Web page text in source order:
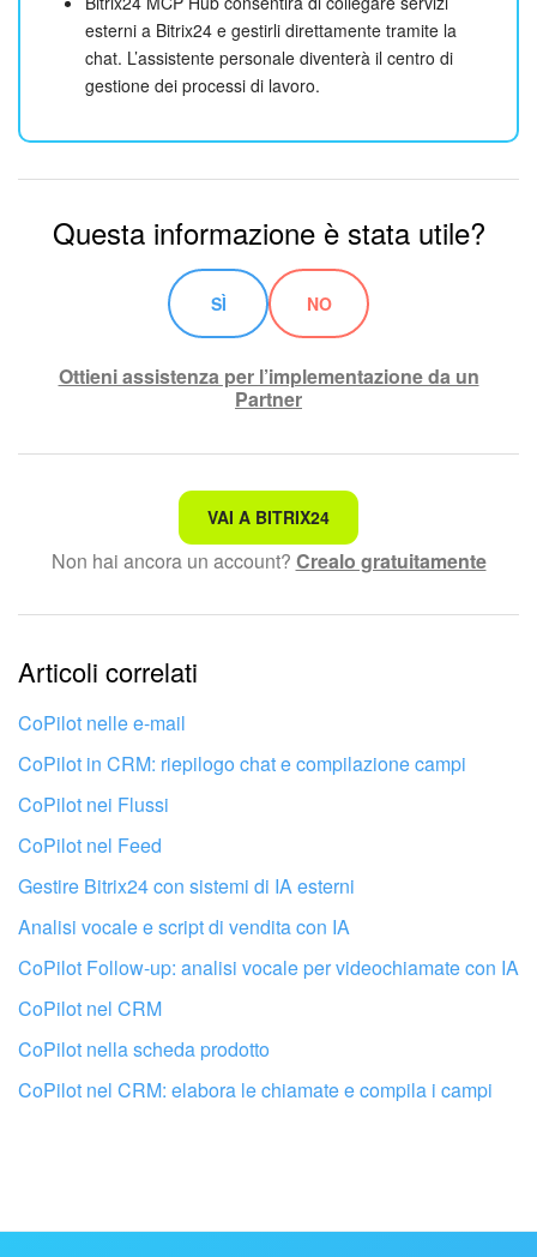
esterni a Bitrix24 e gestirli direttamente tramite la
chat. L’assistente personale diventerà il centro di
gestione dei processi di lavoro.
Questa informazione è stata utile?
SÌ NO
Ottieni assistenza per l’implementazione da un
Partner
Non è quello che sto cercando.
Testo complesso e incomprensibile
Le informazioni sono obsolete.
Troppo breve, ho bisogno di maggiori informazioni.
Non mi soddisfa come funziona questo strumento
VAI A BITRIX24
Non hai ancora un account? Crealo gratuitamente
Articoli correlati
CoPilot nelle e-mail
CoPilot in CRM: riepilogo chat e compilazione campi
CoPilot nei Flussi
CoPilot nel Feed
Gestire Bitrix24 con sistemi di IA esterni
Analisi vocale e script di vendita con IA
CoPilot Follow-up: analisi vocale per videochiamate con IA
CoPilot nel CRM
CoPilot nella scheda prodotto
CoPilot nel CRM: elabora le chiamate e compila i campi